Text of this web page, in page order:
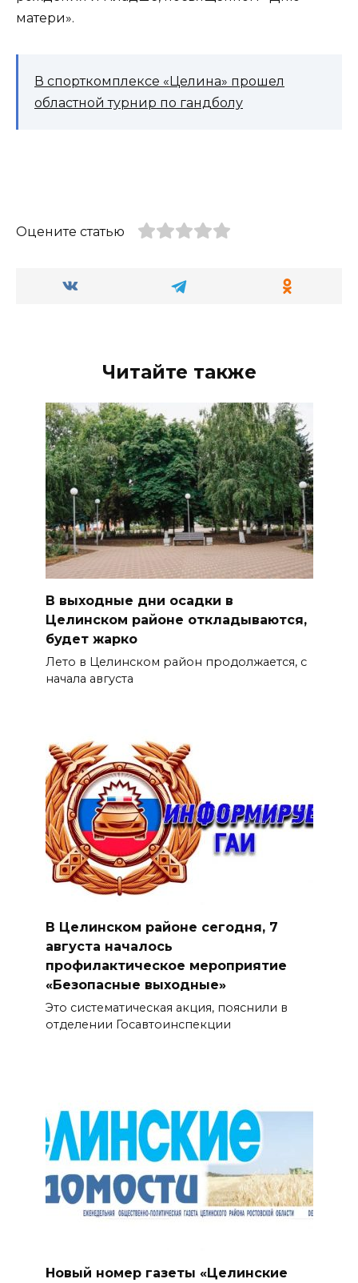
матери».
В спорткомплексе «Целина» прошел
областной турнир по гандболу
Оцените статью
Читайте также
В выходные дни осадки в
Целинском районе откладываются,
будет жарко
Лето в Целинском район продолжается, с
начала августа
В Целинском районе сегодня, 7
августа началось
профилактическое мероприятие
«Безопасные выходные»
Это систематическая акция, пояснили в
отделении Госавтоинспекции
Новый номер газеты «Целинские